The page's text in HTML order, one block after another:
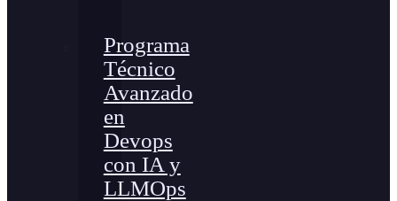
Programa
Técnico
Avanzado
en
Devops
con IA y
LLMOps